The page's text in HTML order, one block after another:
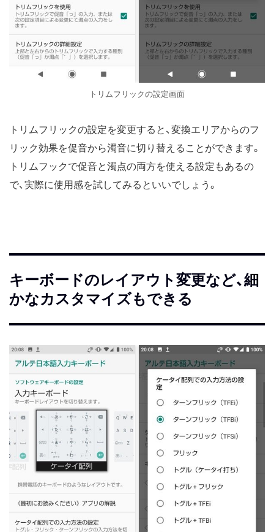
トリムフリックの設定画面
トリムフリックの設定を変更すると、変換エリアからのフ
リック効果を促音から濁音に切り替えることができます。
トリムフックで促音と濁点の両方を使える設定もあるの
で、実際に使用感を試してみるといいでしょう。
キーボードのレイアウト変更など、細
かなカスタマイズもできる